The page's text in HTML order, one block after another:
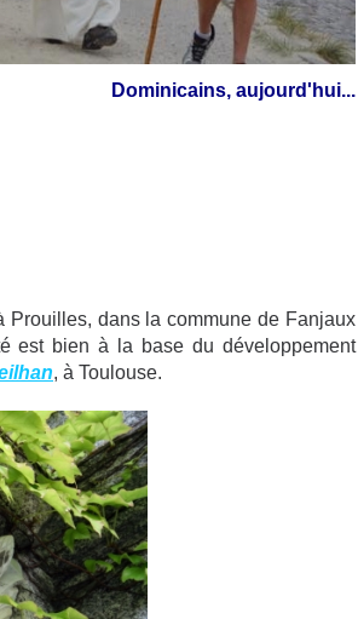
Dominicains, aujourd'hui...
dans la commune de Fanjaux
est bien à la base du développement
, à Toulouse.